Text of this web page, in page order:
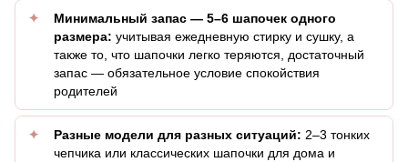
Минимальный запас — 5–6 шапочек одного
размера: учитывая ежедневную стирку и сушку, а
также то, что шапочки легко теряются, достаточный
запас — обязательное условие спокойствия
родителей
Разные модели для разных ситуаций: 2–3 тонких
чепчика или классических шапочки для дома и